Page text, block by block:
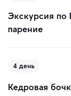
Экскурсия по
парение
4 день
Кедровая